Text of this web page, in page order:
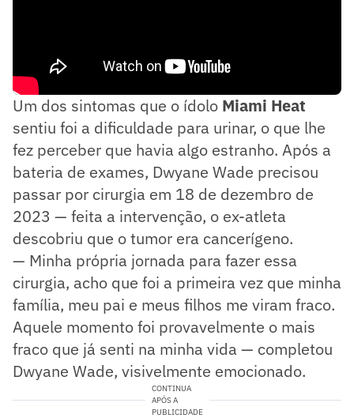
Um dos sintomas que o ídolo Miami Heat
sentiu foi a dificuldade para urinar, o que lhe
fez perceber que havia algo estranho. Após a
bateria de exames, Dwyane Wade precisou
passar por cirurgia em 18 de dezembro de
2023 — feita a intervenção, o ex-atleta
descobriu que o tumor era cancerígeno.
— Minha própria jornada para fazer essa
cirurgia, acho que foi a primeira vez que minha
família, meu pai e meus filhos me viram fraco.
Aquele momento foi provavelmente o mais
fraco que já senti na minha vida — completou
Dwyane Wade, visivelmente emocionado.
CONTINUA
APÓS A
PUBLICIDADE